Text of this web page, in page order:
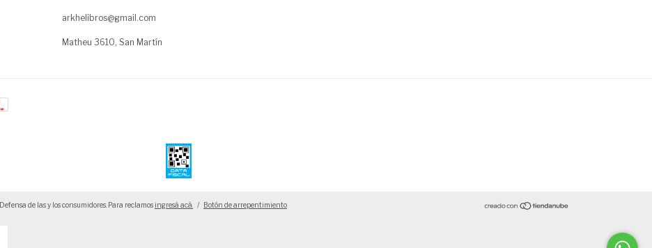
arkhelibros@gmail.com
Matheu 3610, San Martín
Defensa de las y los consumidores. Para reclamos ingresá acá. / Botón de arrepentimiento